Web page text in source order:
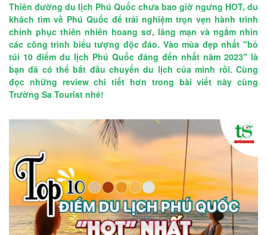
Thiên đường du lịch Phú Quốc chưa bao giờ ngưng HOT, du
khách tìm về Phú Quốc để trải nghiệm trọn vẹn hành trình
chinh phục thiên nhiên hoang sơ, lãng mạn và ngắm nhìn
các công trình biểu tượng độc đáo. Vào mùa đẹp nhất "bỏ
túi 10 điểm du lịch Phú Quốc đáng đến nhất năm 2023" là
bạn đã có thể bắt đầu chuyến du lịch của mình rồi. Cùng
đọc những review chi tiết hơn trong bài viết này cùng
Trường Sa Tourist nhé!